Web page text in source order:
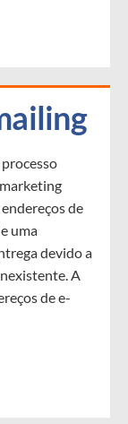
processo
de
uma
devido a
A
de e-